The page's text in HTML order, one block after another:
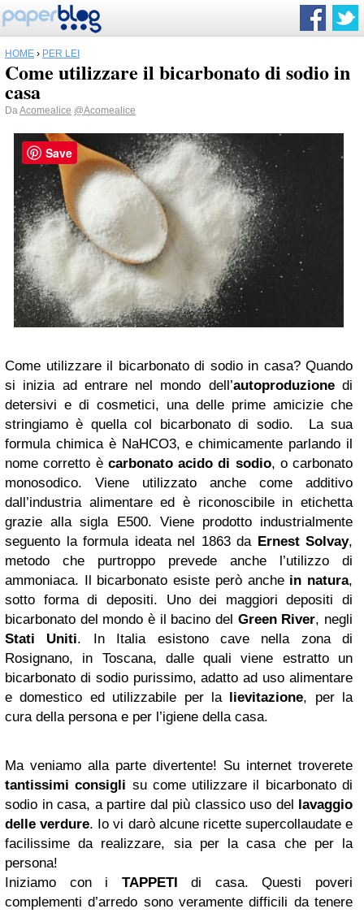
HOME › PER LEI
Come utilizzare il bicarbonato di sodio in
casa
DaAcomealice @Acomealice
Come utilizzare il bicarbonato di sodio in casa? Quando
si inizia ad entrare nel mondo dell’autoproduzionedi
detersivi e di cosmetici, una delle prime amicizie che
stringiamo è quella col bicarbonato di sodio. La sua
formula chimica è NaHCO3, e chimicamente parlando il
nome corretto è carbonato acido di sodio, o carbonato
monosodico. Viene utilizzato anche come additivo
dall’industria alimentare ed è riconoscibile in etichetta
grazie alla sigla E500. Viene prodotto industrialmente
seguento la formula ideata nel 1863 da Ernest Solvay,
metodo che purtroppo prevede anche l’utilizzo di
ammoniaca. Il bicarbonato esiste però anche in natura,
sotto forma di depositi. Uno dei maggiori depositi di
bicarbonato del mondo è il bacino del Green River, negli
Stati Uniti. In Italia esistono cave nella zona di
Rosignano, in Toscana, dalle quali viene estratto un
bicarbonato di sodio purissimo, adatto ad uso alimentare
e domestico ed utilizzabile per la
lievitazione, per la
cura della persona e per l’igiene della casa.
Ma veniamo alla parte divertente! Su internet troverete
tantissimi consigli su come utilizzare il bicarbonato di
sodio in casa, a partire dal più classico uso del
lavaggio
delle verdure. Io vi darò alcune ricette supercollaudate e
facilissime da realizzare, sia per la casa che per la
persona!
Iniziamo con i TAPPETI
di casa. Questi poveri
complementi d’arredo sono veramente difficili da tenere
Save